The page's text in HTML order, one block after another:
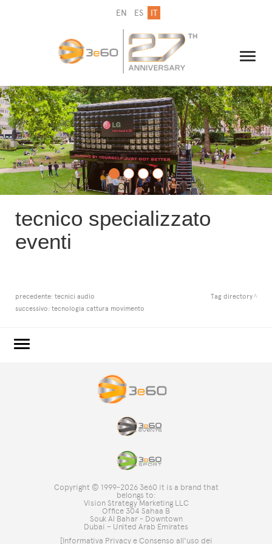
EN ES IT
IL GRUPPO
NEWSLETTER
CONTATTI
tecnico specializzato
eventi
precedente: tecnici audio
successivo: tecnologia cattura movimento
Tag directory
Copyright © 1999-2026 3e60 it is a brand that
belongs to:
Vision Strategy Marketing LLC
Office 304 Sahaa B
Souk Al Bahar - Downtown
Dubai – United Arab Emirates
[Informativa Privacy e Consenso all'uso dei